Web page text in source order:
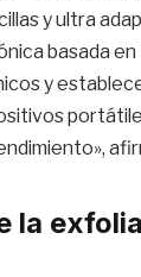
y ultra
basada en
y
la